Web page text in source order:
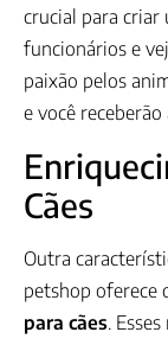
crucial para criar
funcionários e
paixão pelos
e você receberão
Cães
Outra
petshop oferece
para cães.